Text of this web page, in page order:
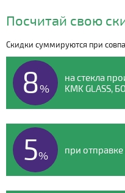
Видео
Посчитай свою
Скидки суммируются при
8%
на стекла
KMK GLASS,
5% при